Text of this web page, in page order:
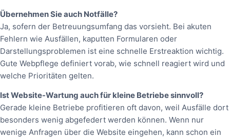
Übernehmen Sie auch Notfälle?
Ja, sofern der Betreuungsumfang das vorsieht. Bei akuten
Fehlern wie Ausfällen, kaputten Formularen oder
Darstellungsproblemen ist eine schnelle Erstreaktion wichtig.
Gute Webpflege definiert vorab, wie schnell reagiert wird und
welche Prioritäten gelten.
Ist Website-Wartung auch für kleine Betriebe sinnvoll?
Gerade kleine Betriebe profitieren oft davon, weil Ausfälle dort
besonders wenig abgefedert werden können. Wenn nur
wenige Anfragen über die Website eingehen, kann schon ein